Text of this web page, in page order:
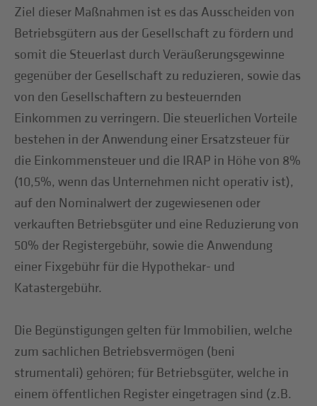
Ziel dieser Maßnahmen ist es das Ausscheiden von
Betriebsgütern aus der Gesellschaft zu fördern und
somit die Steuerlast durch Veräußerungsgewinne
gegenüber der Gesellschaft zu reduzieren, sowie das
von den Gesellschaftern zu besteuernden
Einkommen zu verringern. Die steuerlichen Vorteile
bestehen in der Anwendung einer Ersatzsteuer für
die Einkommensteuer und die IRAP in Höhe von 8%
(10,5%, wenn das Unternehmen nicht operativ ist),
auf den Nominalwert der zugewiesenen oder
verkauften Betriebsgüter und eine Reduzierung von
50% der Registergebühr, sowie die Anwendung
einer Fixgebühr für die Hypothekar- und
Katastergebühr.
Die Begünstigungen gelten für Immobilien, welche
zum sachlichen Betriebsvermögen (beni
strumentali) gehören; für Betriebsgüter, welche in
einem öffentlichen Register eingetragen sind (z.B.